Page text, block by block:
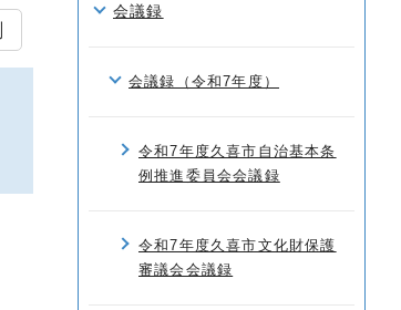
会議録
会議録（令和7年度）
令和7年度久喜市自治基本条
例推進委員会会議録
令和7年度久喜市文化財保護
審議会会議録